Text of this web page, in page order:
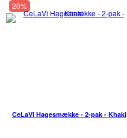
20%
CeLaVi Hagesmække - 2-pak - Khaki